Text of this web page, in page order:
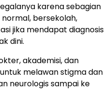
karena sebagian
bersekolah,
jika mendapat diagnosis
dini.
akademisi, dan
melawan stigma dan
neurologis sampai ke